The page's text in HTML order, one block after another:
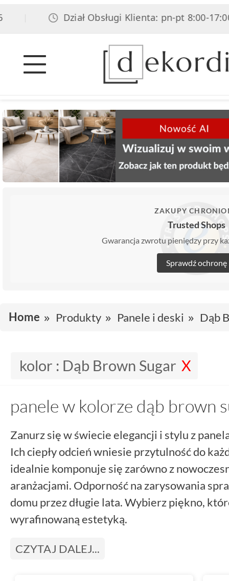
Dział Obsługi Klienta: pn-pt 8:00-17:00,
ZAKUPY
Trusted Shops
Gwarancja zwrotu pieniędzy przy
Sprawdź ochronę
Home Produkty Panele i deski Dąb
kolor : Dąb Brown Sugar
panele w kolorze dąb brown
Zanurz się w świecie elegancji i stylu z
Ich ciepły odcień wniesie przytulność do
idealnie komponuje się zarówno z
aranżacjami. Odporność na zarysowania
domu przez długie lata. Wybierz piękno,
wyrafinowaną estetyką.
CZYTAJ DALEJ...